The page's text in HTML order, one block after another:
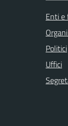
Enti e
Politici
Uffici